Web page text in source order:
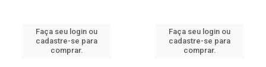
Faça seu login ou
cadastre-se para
comprar.
Faça seu login ou
cadastre-se para
comprar.